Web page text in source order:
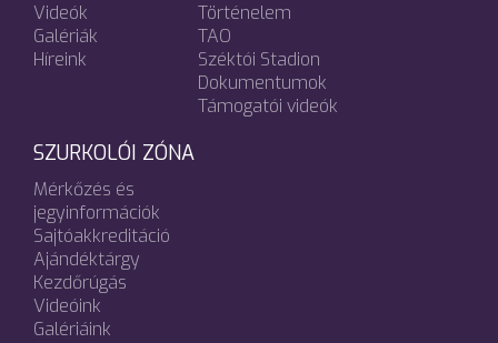
Videók
Galériák
Híreink
Történelem
TAO
Széktói Stadion
Dokumentumok
Támogatói videók
SZURKOLÓI ZÓNA
Mérkőzés és
jegyinformációk
Sajtóakkreditáció
Ajándéktárgy
Kezdőrúgás
Videóink
Galériáink